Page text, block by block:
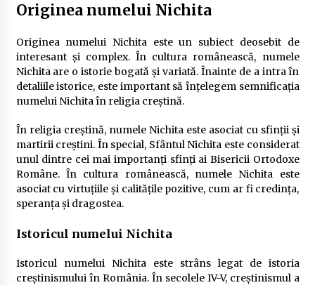
Cotele Dunării: Monitorizare și Prognoze
2 ani ago
Originea numelui Nichita
Originea numelui Nichita este un subiect deosebit de
interesant și complex. În cultura românească, numele
Nichita are o istorie bogată și variată. Înainte de a intra în
detaliile istorice, este important să înțelegem semnificația
numelui Nichita în religia creștină.
În religia creștină, numele Nichita este asociat cu sfinții și
martirii creștini. În special, Sfântul Nichita este considerat
unul dintre cei mai importanți sfinți ai Bisericii Ortodoxe
Române. În cultura românească, numele Nichita este
asociat cu virtuțiile și calitățile pozitive, cum ar fi credința,
speranța și dragostea.
Istoricul numelui Nichita
Istoricul numelui Nichita este strâns legat de istoria
creștinismului în România. În secolele IV-V, creștinismul a